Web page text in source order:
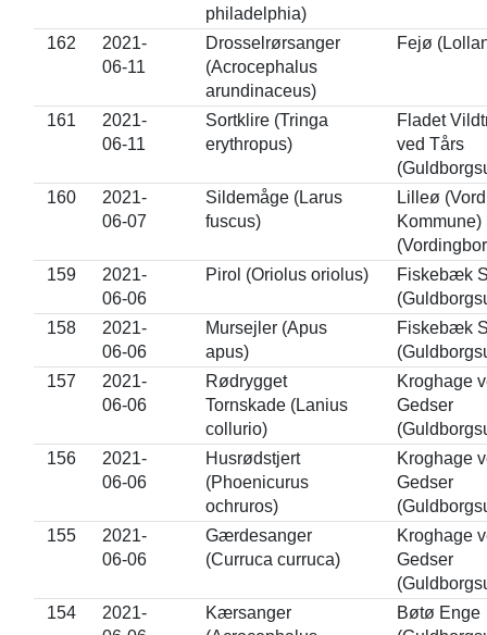
philadelphia)
162
2021-
06-11
Drosselrørsanger
(Acrocephalus
arundinaceus)
Fejø
161
2021-
06-11
Sortklire (Tringa
erythropus)
Fladet
ved Tårs
160
2021-
06-07
Sildemåge (Larus
fuscus)
Lilleø
Kommune)
159
2021-
06-06
Pirol (Oriolus oriolus)
Fiskebæk
158
2021-
06-06
Mursejler (Apus
apus)
Fiskebæk
157
2021-
06-06
Rødrygget
Tornskade (Lanius
collurio)
Kroghage
Gedser
156
2021-
06-06
Husrødstjert
(Phoenicurus
ochruros)
Kroghage
Gedser
155
2021-
06-06
Gærdesanger
(Curruca curruca)
Kroghage
Gedser
154
2021-
Kærsanger
Bøtø Enge